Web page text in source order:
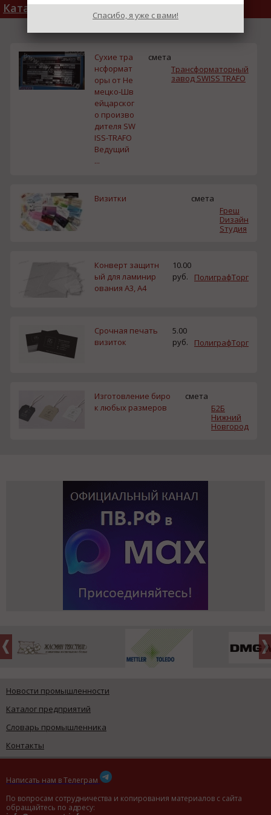
Каталог товаров
Сухие тра
нсформат
оры от Не
мецко-Шв
ейцарског
о произво
дителя SW
ISS-TRAFO
Ведущий
...
смета
Трансформаторный
завод SWISS TRAFO
Визитки
смета
Fреш
Dизайн
Sтудия
Конверт защитн
ый для ламинир
ования A3, А4
10.00
руб.
ПолиграфТорг
Срочная печать
визиток
5.00
руб.
ПолиграфТорг
Изготовление биро
к любых размеров
смета
Б2Б
Нижний
Новгород
Новости промышленности
Каталог предприятий
Словарь промышленника
Контакты
Написать нам в Телеграм
По вопросам сотрудничества и копирования материалов с сайта
обращайтесь по адресу:
Спасибо, я уже с вами!